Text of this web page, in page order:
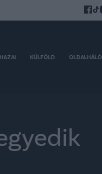
HAZAI KÜLFÖLD OLDALHÁLÓ